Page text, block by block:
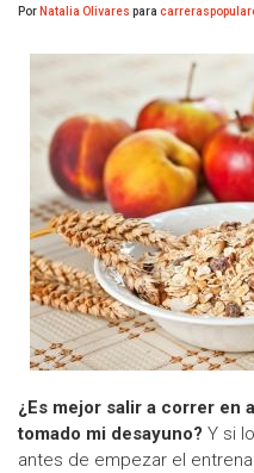
Por Natalia Olivares para
¿Es mejor salir a correr en
tomado mi desayuno? Y si
antes de empezar el